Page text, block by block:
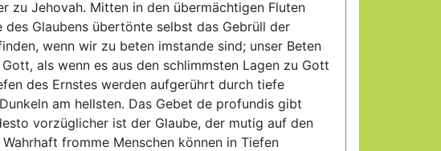
zu Jehovah. Mitten in den übermächtigen Fluten
Glaubens übertönte selbst das Gebrüll der
wenn wir zu beten imstande sind; unser Beten
als wenn es aus den schlimmsten Lagen zu Gott
des Ernstes werden aufgerührt durch tiefe
am hellsten. Das Gebet de profundis gibt
vorzüglicher ist der Glaube, der mutig auf den
fromme Menschen können in Tiefen